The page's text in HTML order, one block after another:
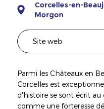
Corcelles-en-
Morgon
Site web
Parmi les Châteaux en
Corcelles est
d'histoire se sont écrit
comme une forteresse